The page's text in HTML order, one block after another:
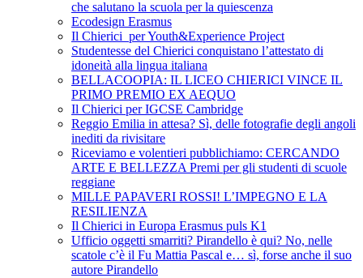
che salutano la scuola per la quiescenza
Ecodesign Erasmus
Il Chierici per Youth&Experience Project
Studentesse del Chierici conquistano l’attestato di
idoneità alla lingua italiana
BELLACOOPIA: IL LICEO CHIERICI VINCE IL
PRIMO PREMIO EX AEQUO
Il Chierici per IGCSE Cambridge
Reggio Emilia in attesa? Sì, delle fotografie degli angoli
inediti da rivisitare
Riceviamo e volentieri pubblichiamo: CERCANDO
ARTE E BELLEZZA Premi per gli studenti di scuole
reggiane
MILLE PAPAVERI ROSSI! L’IMPEGNO E LA
RESILIENZA
Il Chierici in Europa Erasmus puls K1
Ufficio oggetti smarriti? Pirandello è qui? No, nelle
scatole c’è il Fu Mattia Pascal e… sì, forse anche il suo
autore Pirandello